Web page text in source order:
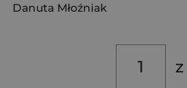
Danuta Młoźniak
z